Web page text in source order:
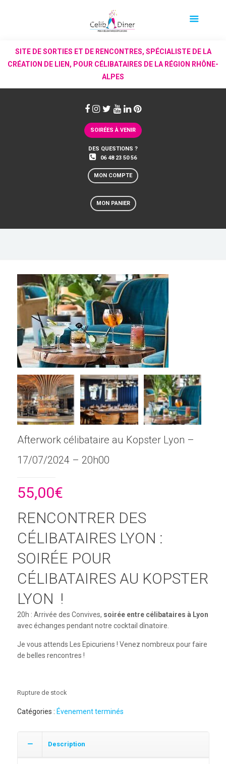
SITE DE SORTIES ET DE RENCONTRES, SPÉCIALISTE DE LA
CRÉATION DE LIEN, POUR CÉLIBATAIRES DE LA RÉGION RHÔNE-
ALPES
SOIRÉES À VENIR
DES QUESTIONS ?
06 48 23 50 56
MON COMPTE
MON PANIER
Afterwork célibataire au Kopster Lyon –
17/07/2024 – 20h00
55,00€
RENCONTRER DES
CÉLIBATAIRES LYON :
SOIRÉE POUR
CÉLIBATAIRES AU KOPSTER
LYON !
20h : Arrivée des Convives, soirée entre célibataires à Lyon
avec échanges pendant notre cocktail dînatoire.
Je vous attends Les Epicuriens ! Venez nombreux pour faire
de belles rencontres !
Rupture de stock
Catégories : Évenement terminés
Description